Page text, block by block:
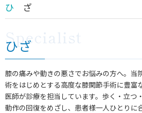
ひ ざ
ひざ
膝の痛みや動きの悪さでお悩みの方へ。当
術をはじめとする高度な膝関節手術に豊富
医師が診療を担当しています。歩く・立つ
動作の回復をめざし、患者様一人ひとりに